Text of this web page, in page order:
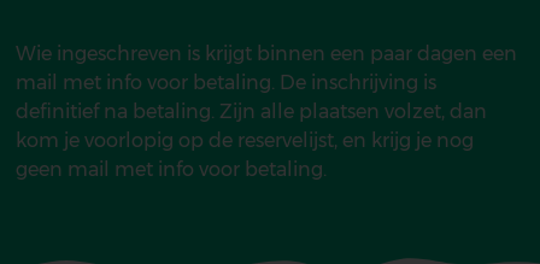
Wie ingeschreven is krijgt binnen een paar dagen een
mail met info voor betaling. De inschrijving is
definitief na betaling. Zijn alle plaatsen volzet, dan
kom je voorlopig op de reservelijst, en krijg je nog
geen mail met info voor betaling.